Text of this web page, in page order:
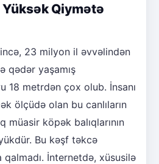
Qiymətə
23 milyon il əvvəlindən
qədər yaşamış
18 metrdən çox olub. İnsanı
ölçüdə olan bu canlıların
köpək balıqlarının
Bu kəşf təkcə
İnternetdə, xüsusilə